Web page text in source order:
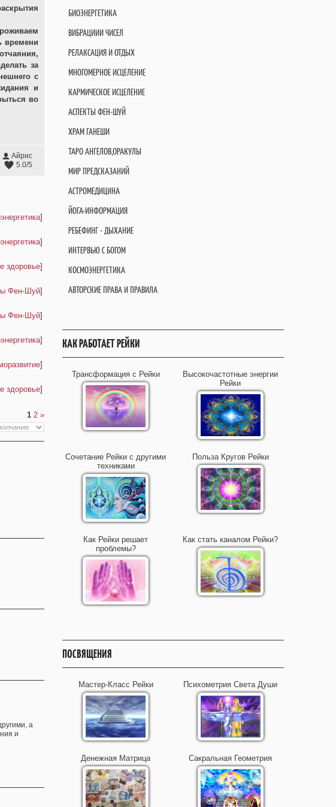
времени
за
с
и
во
Айрис
5.0/5
]
]
здоровье]
Фен-Шуй]
Фен-Шуй]
]
]
здоровье]
1 2 »
а
и
БИОЭНЕРГЕТИКА
ВИБРАЦИИИ ЧИСЕЛ
РЕЛАКСАЦИЯ И ОТДЫХ
МНОГОМЕРНОЕ ИСЦЕЛЕНИЕ
КАРМИЧЕСКОЕ ИСЦЕЛЕНИЕ
АСПЕКТЫ ФЕН-ШУЙ
ХРАМ ГАНЕШИ
ТАРО АНГЕЛОВ,ОРАКУЛЫ
МИР ПРЕДСКАЗАНИЙ
АСТРОМЕДИЦИНА
ЙОГА-ИНФОРМАЦИЯ
РЕБЕФИНГ - ДЫХАНИЕ
ИНТЕРВЬЮ С БОГОМ
КОСМОЭНЕРГЕТИКА
АВТОРСКИЕ ПРАВА И ПРАВИЛА
КАК РАБОТАЕТ РЕЙКИ
Трансформация с Рейки
Высокочастотные энергии
Рейки
Сочетание Рейки с другими
техниками
Польза Кругов Рейки
Как Рейки решает
проблемы?
Как стать каналом Рейки?
ПОСВЯЩЕНИЯ
Мастер-Класс Рейки Психометрия Света Души
Денежная Матрица Сакральная Геометрия